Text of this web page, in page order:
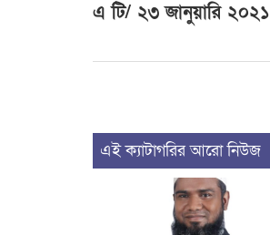
এ টি/ ২৩ জানুয়ারি ২০২১
এই ক্যাটাগরির আরো নিউজ